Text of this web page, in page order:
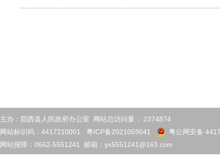
主办：阳西县人民政府办公室 网站总访问量： 2374874
网站标识码：4417210001 粤ICP备2021059041
粤公网安备
网站报障：0662-5551241 邮箱：yx5551241@163.com